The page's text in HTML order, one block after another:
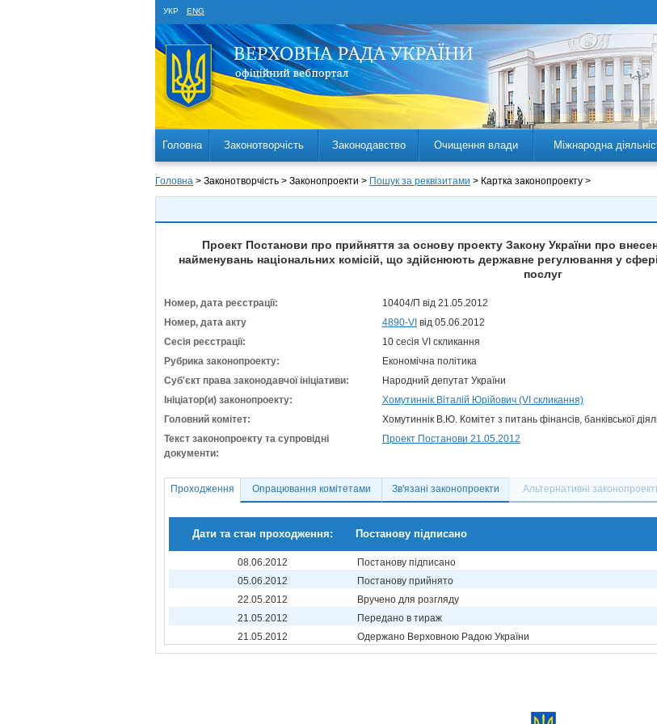
УКР ENG
Головна Законотворчість Законодавство Очищення влади Міжнародна
Головна > Законотворчість > Законопроекти > Пошук за реквізитами > Картка законопроекту >
Проект Постанови про прийняття за основу проекту Закону України про
найменувань національних комісій, що здійснюють державне регулювання у
послуг
Номер, дата реєстрації:
10404/П від 21.05.2012
Номер, дата акту
4890-VI від 05.06.2012
Сесія реєстрації:
10 сесія VI скликання
Рубрика законопроекту:
Економічна політика
Суб'єкт права законодавчої ініціативи:
Народний депутат України
Ініціатор(и) законопроекту:
Хомутиннік Віталій Юрійович (VI скликання)
Головний комітет:
Хомутиннік В.Ю. Комітет з питань фінансів, банківської
Текст законопроекту та супровідні
документи:
Проект Постанови 21.05.2012
Проходження Опрацювання комітетами Зв'язані законопроекти Альтернативні
Дати та стан проходження: Постанову підписано
08.06.2012
Постанову підписано
05.06.2012
Постанову прийнято
22.05.2012
Вручено для розгляду
21.05.2012
Передано в тираж
21.05.2012
Одержано Верховною Радою України